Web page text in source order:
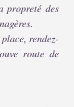
propreté des
rendez-
route de